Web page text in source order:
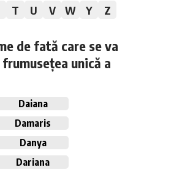
T U V W Y Z
de fată care se va
unică a
Daiana
Damaris
Danya
Dariana